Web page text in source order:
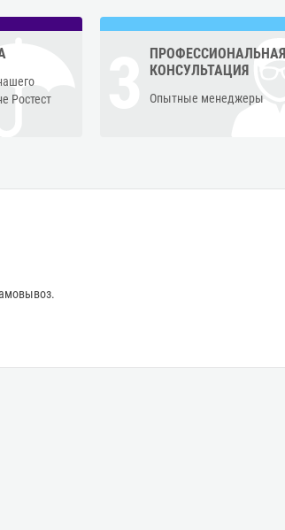
Ростест
ПРОФЕССИОНАЛЬНАЯ
КОНСУЛЬТАЦИЯ
Опытные менеджеры